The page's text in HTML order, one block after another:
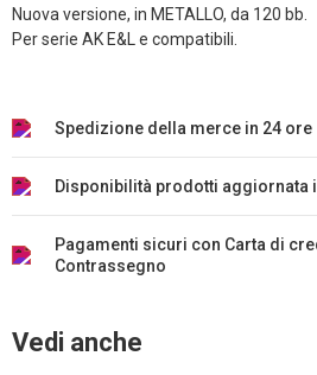
Nuova versione, in METALLO, da 120 bb.
Per serie AK E&L e compatibili.
Spedizione della merce in 24 ore
Disponibilità prodotti aggiornata
Pagamenti sicuri con Carta di
Contrassegno
Vedi anche